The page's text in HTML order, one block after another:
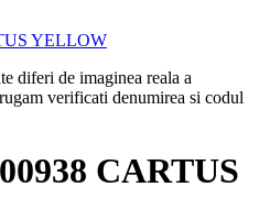
diferi de imaginea reala a
verificati denumirea si codul
CARTUS